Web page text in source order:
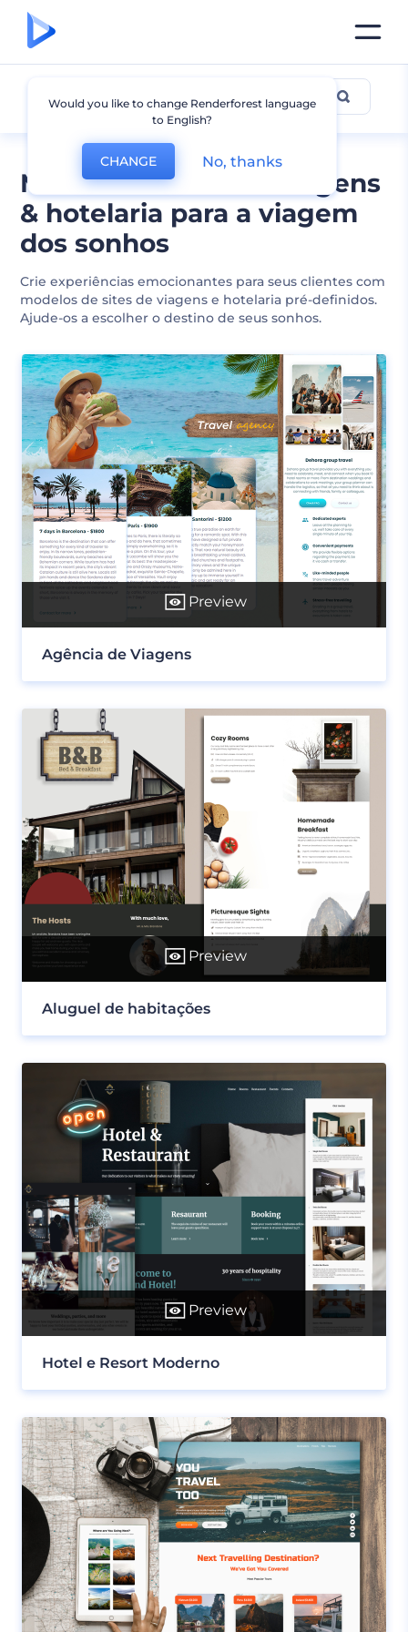
Modelos de site de viagens
& hotelaria para a viagem
dos sonhos
Crie experiências emocionantes para seus clientes com
modelos de sites de viagens e hotelaria pré-definidos.
Ajude-os a escolher o destino de seus sonhos.
Viagem & Hotéis
Preview
Agência de Viagens
Preview
Aluguel de habitações
Preview
Hotel e Resort Moderno
Would you like to change Renderforest language
to English?
CHANGE No, thanks